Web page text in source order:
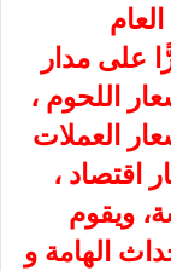
العام
على مدار
اللحوم ،
العملات
اقتصاد ،
ويقوم
الهامة و